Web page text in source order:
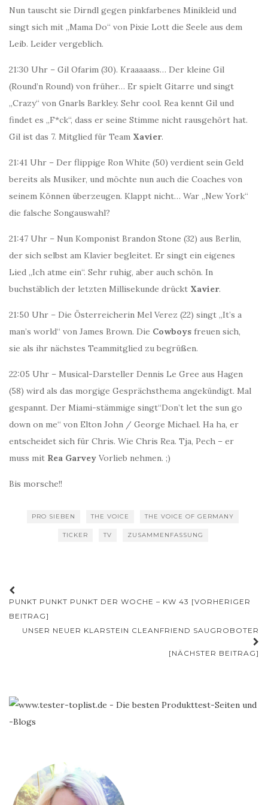
Nun tauscht sie Dirndl gegen pinkfarbenes Minikleid und
singt sich mit „Mama Do“ von Pixie Lott die Seele aus dem
Leib. Leider vergeblich.
21:30 Uhr – Gil Ofarim (30). Kraaaaass… Der kleine Gil
(Round’n Round) von früher… Er spielt Gitarre und singt
„Crazy“ von Gnarls Barkley. Sehr cool. Rea kennt Gil und
findet es „F*ck“, dass er seine Stimme nicht rausgehört hat.
Gil ist das 7. Mitglied für Team Xavier.
21:41 Uhr – Der flippige Ron White (50) verdient sein Geld
bereits als Musiker, und möchte nun auch die Coaches von
seinem Können überzeugen. Klappt nicht… War „New York“
die falsche Songauswahl?
21:47 Uhr – Nun Komponist Brandon Stone (32) aus Berlin,
der sich selbst am Klavier begleitet. Er singt ein eigenes
Lied „Ich atme ein“. Sehr ruhig, aber auch schön. In
buchstäblich der letzten Millisekunde drückt Xavier.
21:50 Uhr – Die Österreicherin Mel Verez (22) singt „It’s a
man’s world“ von James Brown. Die Cowboys freuen sich,
sie als ihr nächstes Teammitglied zu begrüßen.
22:05 Uhr – Musical-Darsteller Dennis Le Gree aus Hagen
(58) wird als das morgige Gesprächsthema angekündigt. Mal
gespannt. Der Miami-stämmige singt“Don’t let the sun go
down on me“ von Elton John / George Michael. Ha ha, er
entscheidet sich für Chris. Wie Chris Rea. Tja, Pech – er
muss mit Rea Garvey Vorlieb nehmen. ;)
Bis morsche!!
PRO SIEBEN THE VOICE THE VOICE OF GERMANY
TICKER TV ZUSAMMENFASSUNG
Beitrags-
Navigation
PUNKT PUNKT PUNKT DER WOCHE – KW 43 [VORHERIGER
BEITRAG]
UNSER NEUER KLARSTEIN CLEANFRIEND SAUGROBOTER
[NÄCHSTER BEITRAG]